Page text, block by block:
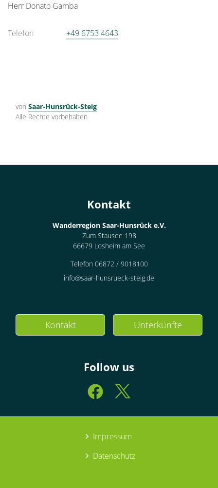
Herr Donato Gamba
Telefon +49 6753 4643
von Saar-Hunsrück-Steig
Alle Rechte vorbehalten
Kontakt
Wanderregion Saar-Hunsrück e.V.
Zum Stausee 198
66679 Losheim am See
Telefon 06872 / 9018100
info@saar-hunsrueck-steig.de
Kontakt Unterkünfte
Follow us
Impressum
Datenschutz